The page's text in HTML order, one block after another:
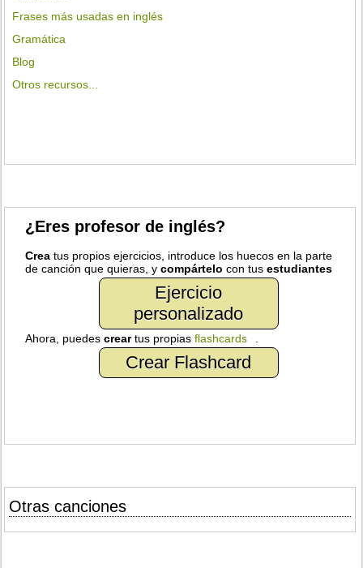
Frases más usadas en inglés
Gramática
Blog
Otros recursos...
¿Eres profesor de inglés?
Crea tus propios ejercicios, introduce los huecos en la parte
de canción que quieras, ycompártelo con tusestudiantes
Ejercicio
personalizado
Ahora, puedescreartus propiasflashcards
Crear Flashcard
Otras canciones